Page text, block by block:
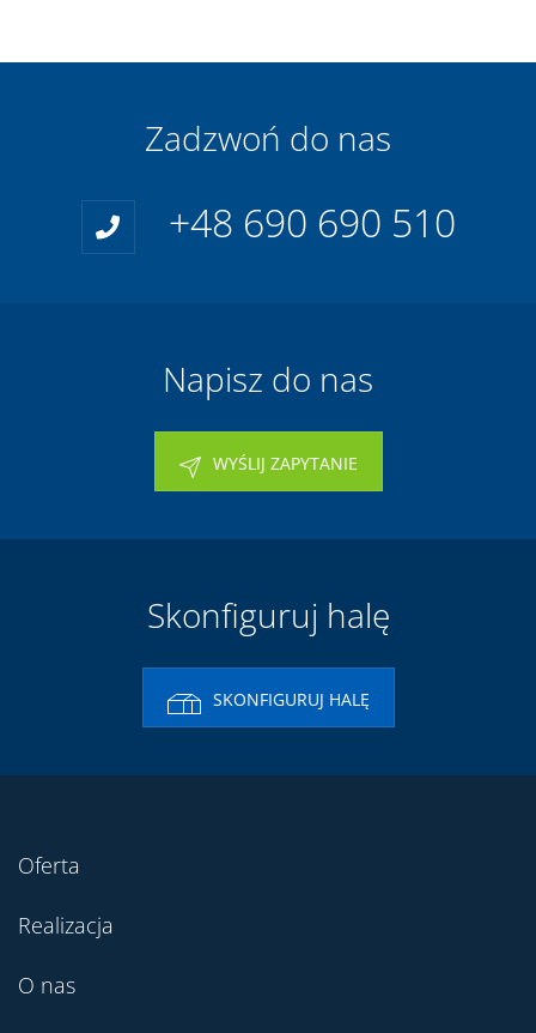
Zadzwoń do nas
+48 690 690 510
Napisz do nas
WYŚLIJ ZAPYTANIE
Skonfiguruj halę
SKONFIGURUJ HALĘ
Oferta
Realizacja
O nas